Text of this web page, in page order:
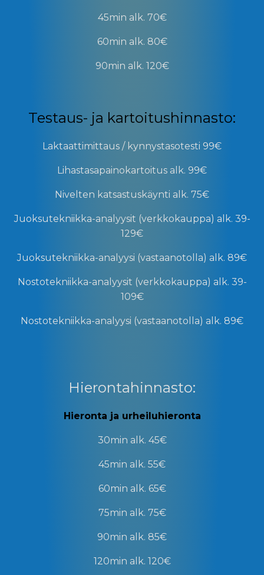
45min alk. 70€
60min alk. 80€
90min alk. 120€
Testaus- ja kartoitushinnasto:
Laktaattimittaus / kynnystasotesti 99€
Lihastasapainokartoitus alk. 99€
Nivelten katsastuskäynti alk. 75€
Juoksutekniikka-analyysit (verkkokauppa) alk. 39-
129€
Juoksutekniikka-analyysi (vastaanotolla) alk. 89€
Nostotekniikka-analyysit (verkkokauppa) alk. 39-
109€
Nostotekniikka-analyysi (vastaanotolla) alk. 89€
Hierontahinnasto:
Hieronta ja urheiluhieronta
30min alk. 45€
45min alk. 55€
60min alk. 65€
75min alk. 75€
90min alk. 85€
120min alk. 120€